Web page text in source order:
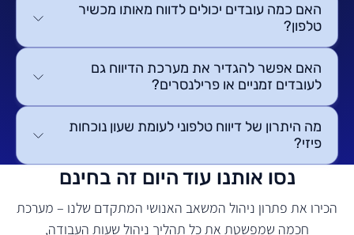
האם כמה עובדים יכולים לדווח מאותו מכשיר
טלפון?
האם אפשר להגדיר את מערכת הדיווח גם
לעובדים זמניים או פרילנסרים?
מה היתרון של דיווח טלפוני לעומת שעון נוכחות
פיזי?
נסו אותנו עוד היום זה בחינם
הכירו את פתרון ניהול המשאב האנושי המתקדם שלנו – מערכת
חכמה שמפשטת את כל תהליך ניהול שעות העבודה,